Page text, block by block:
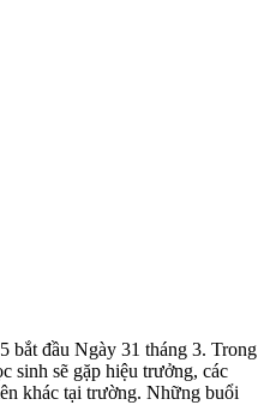
bắt đầu Ngày 31 tháng 3. Trong
sinh sẽ gặp hiệu trưởng, các
khác tại trường. Những buổi